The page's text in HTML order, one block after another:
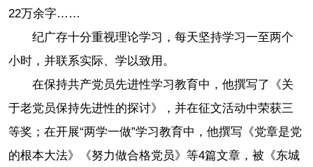
22万余字……
纪广存十分重视理论学习，每天坚持学习一至两个
小时，并联系实际、学以致用。
在保持共产党员先进性学习教育中，他撰写了《关
于老党员保持先进性的探讨》，并在征文活动中荣获三
等奖；在开展“两学一做”学习教育中，他撰写《党章是党
的根本大法》《努力做合格党员》等4篇文章，被《东城